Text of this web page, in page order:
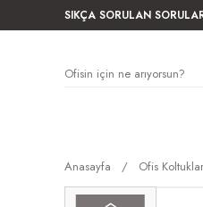
SIKÇA SORULAN
Anasayfa Ofis